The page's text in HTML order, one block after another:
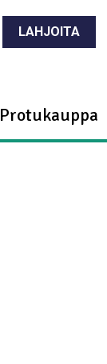
LAHJOITA
Protukauppa